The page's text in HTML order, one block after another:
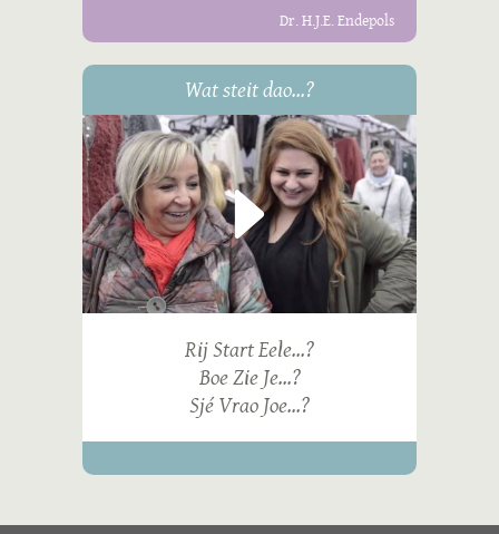
Dr. H.J.E. Endepols
Wat steit dao...?
Rij Start Eele...?
Boe Zie Je...?
Sjé Vrao Joe...?